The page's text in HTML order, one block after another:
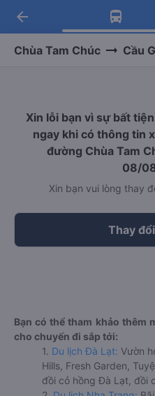
Tải app
Nhận ưu đãi
Tải app
-30k/ghế khi
arrow_back
Chùa Tam Chúc Cầu
Xin lỗi bạn vì sự bất
ngay khi có thông tin
đường Chùa Tam
08/
Xin bạn vui lòng thay
Thay
Bạn có thể tham khảo thêm
cho chuyến đi sắp tới:
1. Du lịch Đà Lạt: Vườn
Hills, Fresh Garden,
đồi cỏ hồng Đà Lạt, đồi